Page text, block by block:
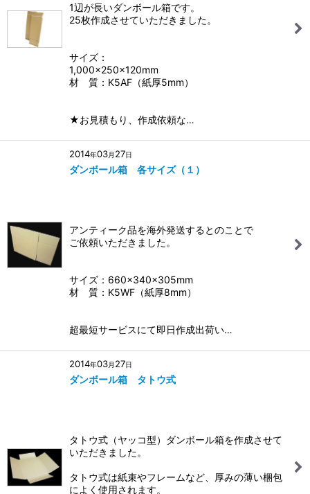
1辺が長いダンボール箱です。
25枚作成させていただきました。
サイズ：
1,000×250×120mm
材 質：K5AF（紙厚5mm）
★お見積もり、作成依頼な…
2014年03月 27日
ダンボール箱 各サイズ（１）
アンティーク品を海外発送するとのことで
ご依頼いただきました。
サイズ：660×340×305mm
材 質：K5WF（紙厚8mm）
超最短サービスにて即日作成出荷い…
2014年03月 27日
ダンボール箱 タトウ式
タトウ式（ヤッコ型）ダンボール箱を作成させて
いただきました。
タトウ式は紙束やフレームなど、厚みの薄い梱包
によく使用されます。